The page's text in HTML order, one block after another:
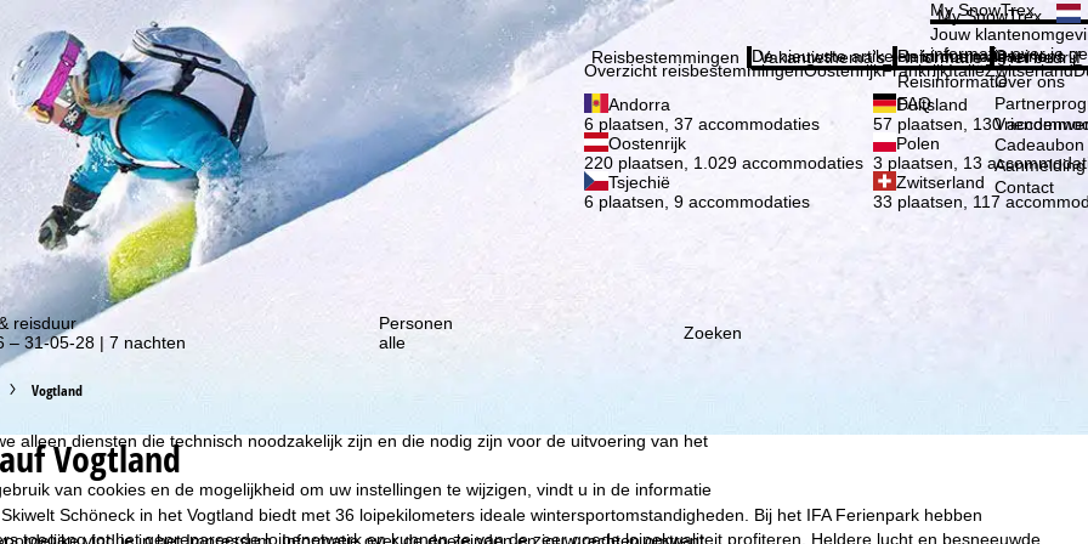
gebruiken we cookies om gebruiksinformatie te verzamelen, die wij, TravelTrex GmbH,
Gebruiksprofielen worden aangemaakt op basis van uw activiteiten met behulp van
Deze gebruiksprofielen worden gebruikt voor statistische analyse, individuele
reclame en bereikmeting. Hiervoor hebben wij uw toestemming nodig (op elk
ook de overdracht van bepaalde persoonlijke gegevens aan derde aanbieders in derde landen
Ruimte inhoudt, zoals Google of Microsoft in de VS.
alleen diensten die technisch noodzakelijk zijn en die nodig zijn voor de uitvoering van het
van cookies en de mogelijkheid om uw instellingen te wijzigen, vindt u in de informatie
van onze kortingsacties!
My SnowTrex
My SnowTrex
Jouw
informatie over je
Reisbestemmingen
Overzicht reisbestemmingenOostenrijkFrankrijkItaliëZwitserland
Andorra
6 plaatsen, 37 accommodaties
Duitsland
57 plaatsen, 130
Oostenrijk
220 plaatsen, 1.029 accommodaties
Polen
3 plaatsen, 13
Tsjechië
6 plaatsen, 9 accommodaties
Zwitserland
33 plaatsen, 117
Vakantiethema's
De nieuwste artikelen in ons magazine
Informatie
Reisinformatie
Reisinformatie
FAQ
Het bedrijf
Over ons
Over ons
Cadeaubon
Contact
reisduur
– 31-05-28 | 7 nachten
Personen
alle
Zoeken
Vogtland
Vogtland
Schöneck in het Vogtland biedt met 36 loipekilometers ideale wintersportomstandigheden. Bij het IFA Ferienpark hebben
toegang tot het geprepareerde loipenetwerk en kunnen ze van de zeer goede loipekwaliteit profiteren. Heldere lucht en besneeuwde